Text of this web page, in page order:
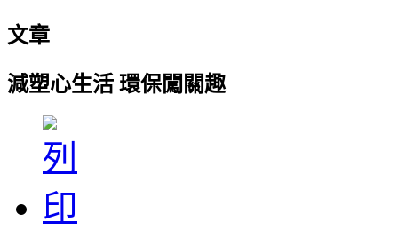
文章
減塑心生活 環保闖關趣